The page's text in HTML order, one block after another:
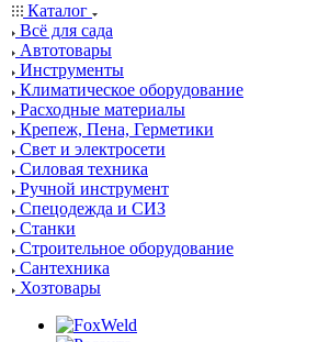
Каталог
Всё для сада
Автотовары
Инструменты
Климатическое оборудование
Расходные материалы
Крепеж, Пена, Герметики
Свет и электросети
Силовая техника
Ручной инструмент
Спецодежда и СИЗ
Станки
Строительное оборудование
Сантехника
Хозтовары